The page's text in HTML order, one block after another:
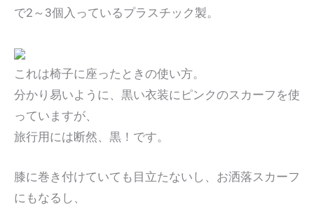
で2～3個入っているプラスチック製。
これは椅子に座ったときの使い方。
分かり易いように、黒い衣装にピンクのスカーフを使
っていますが、
旅行用には断然、黒！です。
膝に巻き付けていても目立たないし、お洒落スカーフ
にもなるし、